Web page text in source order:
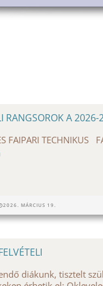
RANGSOROK A 2026-
FAIPARI TECHNIKUS
2026. MÁRCIUS 19.
diákunk, tisztelt